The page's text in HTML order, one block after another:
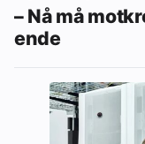
– Nå må
ende